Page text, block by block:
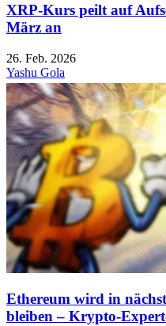
XRP-Kurs peilt auf
März an
26. Feb. 2026
Yashu Gola
Ethereum wird in
bleiben – Krypto-